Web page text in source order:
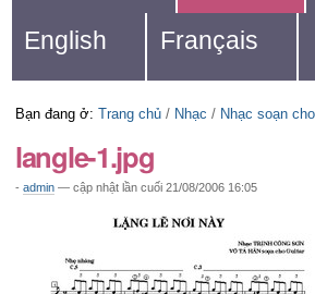
đến
mục
định
hướng
English Français
Bạn đang ở: Trang chủ / Nhạc / Nhạc soạn
langle-1.jpg
- admin — cập nhật lần cuối 21/08/2006 16:05